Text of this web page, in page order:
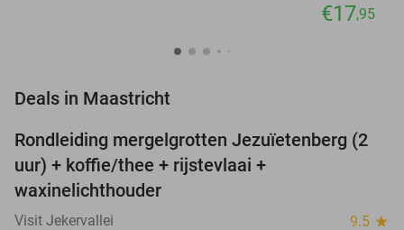
€17,95
Deals in Maastricht
25%
TODAY
Rondleiding mergelgrotten Jezuïetenberg (2
uur) + koffie/thee + rijstevlaai +
waxinelichthouder
Visit Jekervallei 9.5 star